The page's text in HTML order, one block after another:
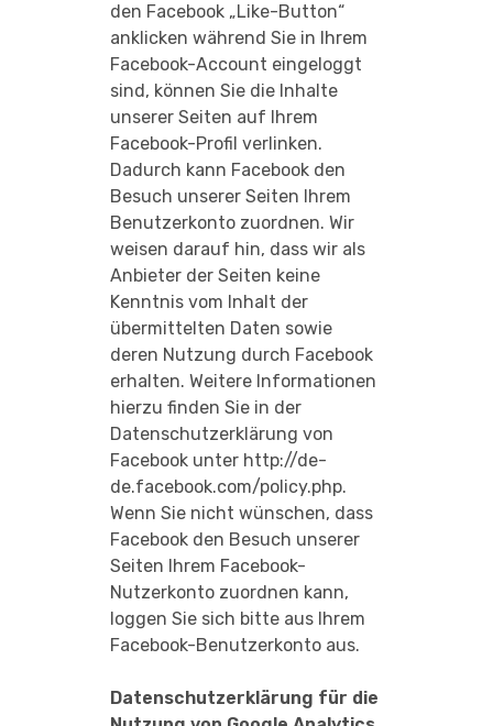
den Facebook „Like-Button“
anklicken während Sie in Ihrem
Facebook-Account eingeloggt
sind, können Sie die Inhalte
unserer Seiten auf Ihrem
Facebook-Profil verlinken.
Dadurch kann Facebook den
Besuch unserer Seiten Ihrem
Benutzerkonto zuordnen. Wir
weisen darauf hin, dass wir als
Anbieter der Seiten keine
Kenntnis vom Inhalt der
übermittelten Daten sowie
deren Nutzung durch Facebook
erhalten. Weitere Informationen
hierzu finden Sie in der
Datenschutzerklärung von
Facebook unter http://de-
de.facebook.com/policy.php.
Wenn Sie nicht wünschen, dass
Facebook den Besuch unserer
Seiten Ihrem Facebook-
Nutzerkonto zuordnen kann,
loggen Sie sich bitte aus Ihrem
Facebook-Benutzerkonto aus.
Datenschutzerklärung für die